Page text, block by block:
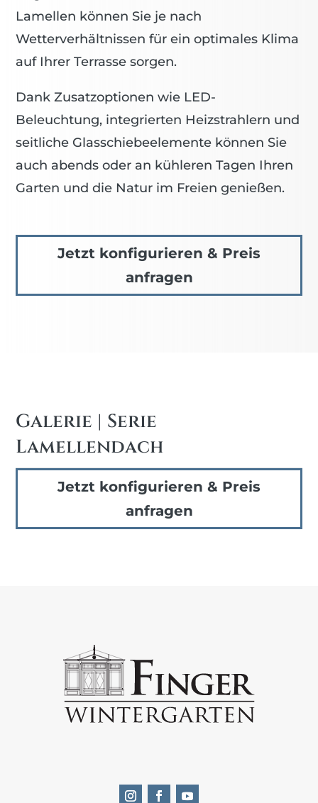
Lamellen können Sie je nach
Wetterverhältnissen für ein optimales Klima
auf Ihrer Terrasse sorgen.
Dank Zusatzoptionen wie LED-
Beleuchtung, integrierten Heizstrahlern und
seitliche Glasschiebeelemente können Sie
auch abends oder an kühleren Tagen Ihren
Garten und die Natur im Freien genießen.
Jetzt konfigurieren & Preis
anfragen
Galerie | Serie
Lamellendach
Jetzt konfigurieren & Preis
anfragen